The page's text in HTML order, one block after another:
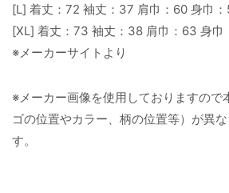
[L] 着丈：72 袖丈：37 肩巾：60 身巾
[XL] 着丈：73 袖丈：38 肩巾：63 身巾
※メーカーサイトより
※メーカー画像を使用しておりますので
ゴの位置やカラー、柄の位置等）が異
す。